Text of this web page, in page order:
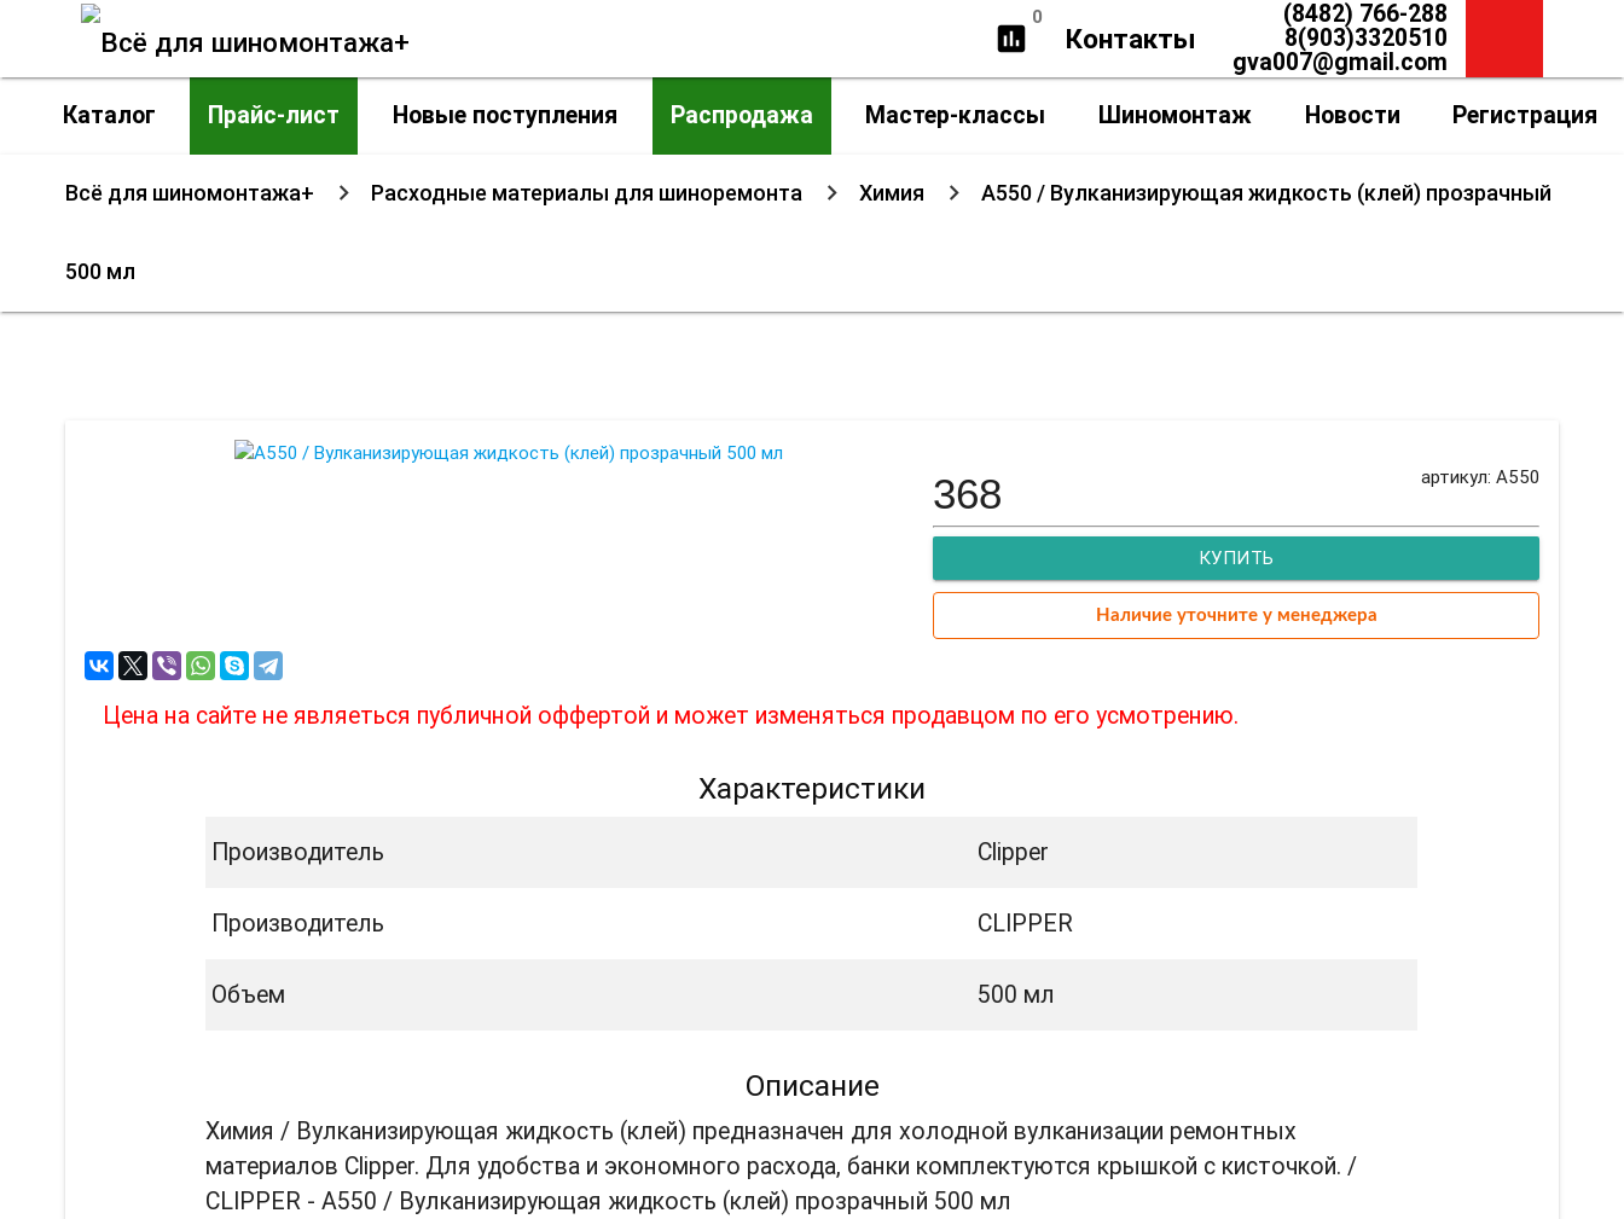
insert_chart
0
Контакты
(8482) 766-288
8(903)3320510
gva007@gmail.com
Каталог
Прайс-лист Новые поступления Распродажа Мастер-классы Шиномонтаж Новости Регистрация
Всё для шиномонтажа+ Расходные материалы для шиноремонта Химия A550 / Вулканизирующая жидкость (клей) прозрачный
500 мл
артикул: A550
368
КУПИТЬ
Наличие уточните у менеджера
Цена на сайте не являеться публичной оффертой и может изменяться продавцом по его усмотрению.
Характеристики
Производитель Clipper
Производитель CLIPPER
Объем 500 мл
Описание
Химия / Вулканизирующая жидкость (клей) предназначен для холодной вулканизации ремонтных
материалов Clipper. Для удобства и экономного расхода, банки комплектуются крышкой с кисточкой. /
CLIPPER - A550 / Вулканизирующая жидкость (клей) прозрачный 500 мл